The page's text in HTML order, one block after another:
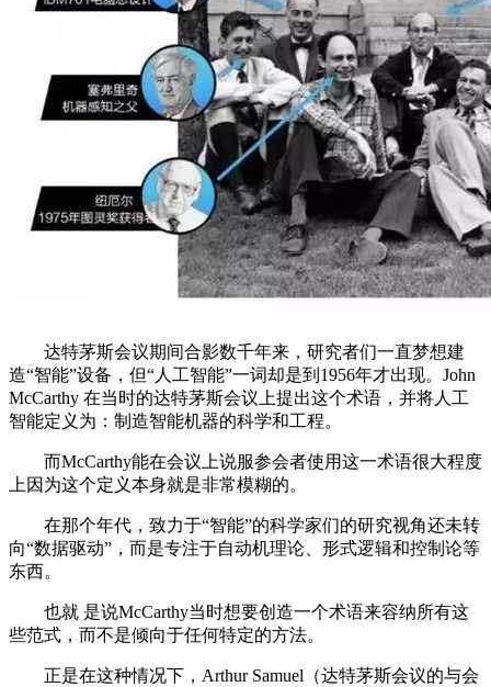
达特茅斯会议期间合影数千年来，研究者们一直梦想建
造“智能”设备，但“人工智能”一词却是到1956年才出现。John
McCarthy 在当时的达特茅斯会议上提出这个术语，并将人工
智能定义为：制造智能机器的科学和工程。
而McCarthy能在会议上说服参会者使用这一术语很大程度
上因为这个定义本身就是非常模糊的。
在那个年代，致力于“智能”的科学家们的研究视角还未转
向“数据驱动”，而是专注于自动机理论、形式逻辑和控制论等
东西。
也就 是说McCarthy当时想要创造一个术语来容纳所有这
些范式，而不是倾向于任何特定的方法。
正是在这种情况下，Arthur Samuel（达特茅斯会议的与会